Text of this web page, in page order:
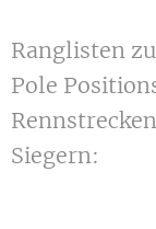
Ranglisten
Pole
Siegern: